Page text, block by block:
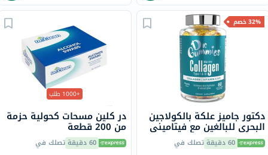
32% خصم
دكتور جاميز علكة بالكولاجين
البحري للبالغين مع فيتاميني
ج وهـ، حزمة من 60
60 دقيقة تصلك في
+1000 طلب
در كلين مسحات كحولية حزمة
من 200 قطعة
60 دقيقة تصلك في